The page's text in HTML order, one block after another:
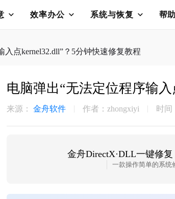
效率办公 系统与恢复 帮
入点kernel32.dll”？5分钟快速修复教程
电脑弹出“无法定位程序输
来源： 金舟软件 作者：zhongxiyi 时间
金舟DirectX·DLL一键修复